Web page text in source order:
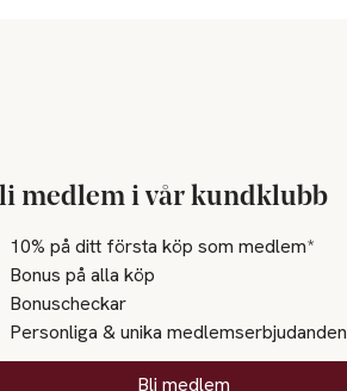
medlem i vår kundklubb
10% på ditt första köp som medlem*
Bonus på alla köp
Bonuscheckar
Personliga & unika medlemserbjudanden
Bli medlem